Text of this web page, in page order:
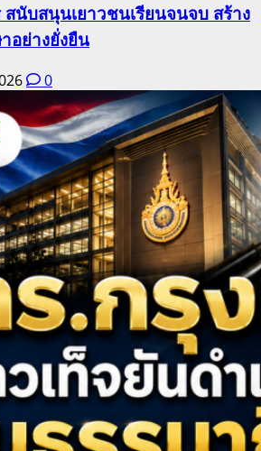
สนับสนุนเยาวชนเรียนจนจบ สร้าง
อย่างยั่งยืน
0